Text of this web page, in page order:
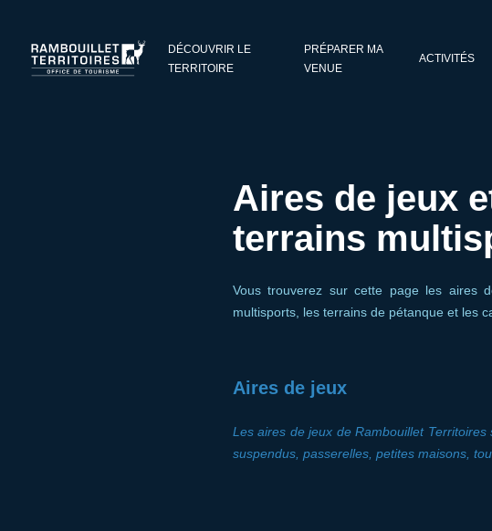
DÉCOUVRIR LE
TERRITOIRE
PRÉPARER MA
VENUE
ACTIVITÉS
Aires de jeux
terrains
Vous trouverez sur cette page les aires
multisports, les terrains de pétanque et les
Aires de jeux
Les aires de jeux de Rambouillet
suspendus, passerelles, petites maisons,